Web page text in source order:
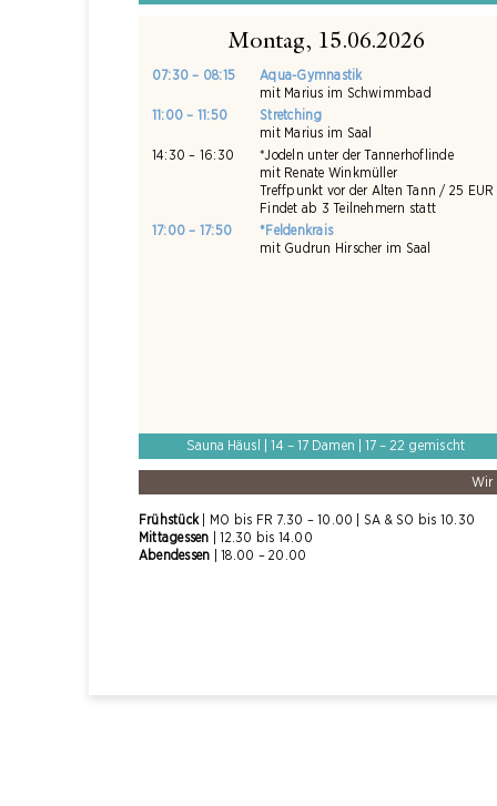
Montag, 15.06.2026
07:30 – 08:15
Aqua-Gymnastik
mit Marius im Schwimmbad
11:00 – 11:50
Stretching
mit Marius im Saal
14:30 – 16:30
*Jodeln unter der Tannerhoflinde
mit Renate Winkmüller
Treffpunkt vor der Alten Tann / 25 EUR
Findet ab 3 Teilnehmern statt
17:00 – 17:50
*Feldenkrais
mit Gudrun Hirscher im Saal
Sauna Häusl | 14 – 17 Damen | 17 – 22 gemischt
Wir
Frü hstück| MO bis FR 7.30 –10.00 | SA &SO bis 10.30
Mittagessen | 12.30 bis 14.00
Abendessen | 18.00 –20.00